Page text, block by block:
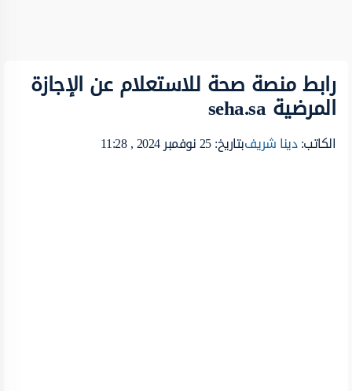
رابط منصة صحة للاستعلام عن الإجازة
المرضية seha.sa
الكاتب:دينا شريفبتاريخ: 25 نوفمبر 2024 , 11:28